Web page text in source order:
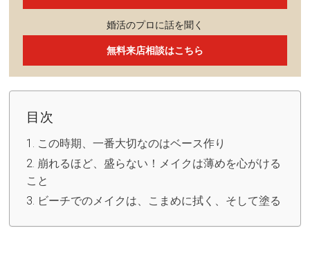
婚活のプロに話を聞く
無料来店相談はこちら
目次
この時期、一番大切なのはベース作り
崩れるほど、盛らない！メイクは薄めを心がける
こと
ビーチでのメイクは、こまめに拭く、そして塗る